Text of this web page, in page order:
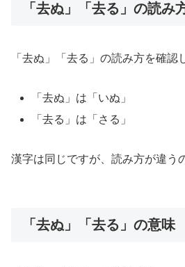
「去ぬ」「去る」の読み
「去ぬ」「去る」の読み方を確認
「去ぬ」は「いぬ」
「去る」は「さる」
漢字は同じですが、読み方が違う
「去ぬ」「去る」の意味